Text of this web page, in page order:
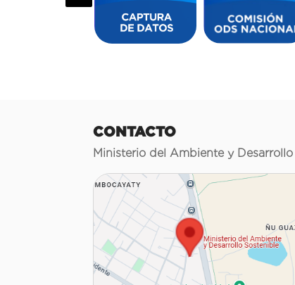
CONTACTO
Ministerio del Ambiente y